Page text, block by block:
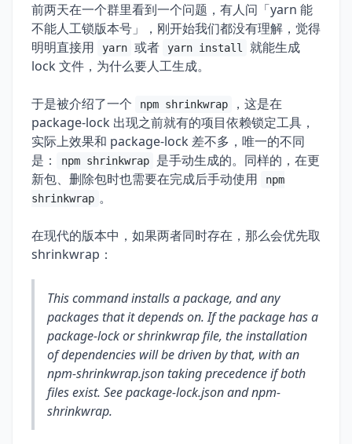
前两天在一个群里看到一个问题，有人问「yarn 能
不能人工锁版本号」，刚开始我们都没有理解，觉得
明明直接用
yarn 或者 yarn install
就能生成
lock 文件，为什么要人工生成。
于是被介绍了一个 npm shrinkwrap
，这是在
package-lock 出现之前就有的项目依赖锁定工具，
实际上效果和 package-lock 差不多，唯一的不同
是：
npm shrinkwrap
是手动生成的。同样的，在更
新包、删除包时也需要在完成后手动使用
npm
shrinkwrap 。
在现代的版本中，如果两者同时存在，那么会优先取
shrinkwrap：
This command installs a package, and any
packages that it depends on. If the package has a
package-lock or shrinkwrap file, the installation
of dependencies will be driven by that, with an
npm-shrinkwrap.json taking precedence if both
files exist. See package-lock.json and npm-
shrinkwrap.